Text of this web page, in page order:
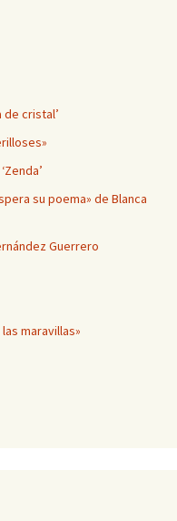
de cristal’
su poema» de Blanca
Guerrero
maravillas»